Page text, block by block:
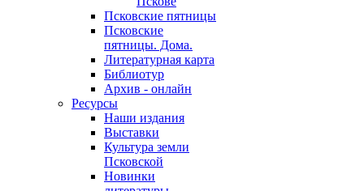
Псковские пятницы
Псковские
пятницы. Дома.
Литературная карта
Библиотур
Архив - онлайн
Ресурсы
Наши издания
Выставки
Культура земли
Псковской
Новинки